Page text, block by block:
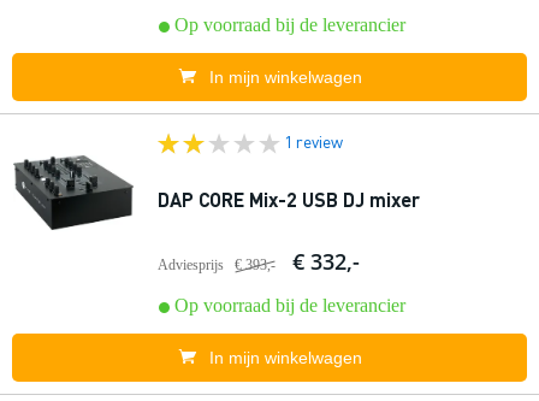
Op voorraad bij de leverancier
In mijn winkelwagen
1 review
DAP CORE Mix-2 USB DJ mixer
Adviesprijs € 393,- € 332,-
Op voorraad bij de leverancier
In mijn winkelwagen